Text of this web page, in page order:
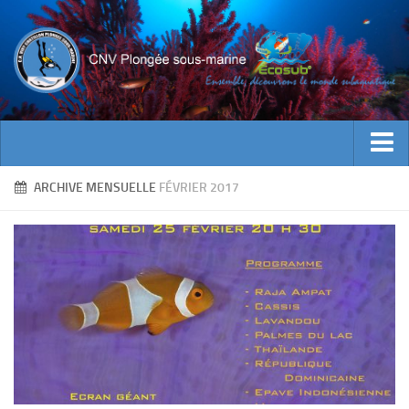
ACTUALITES
Bienvenue
Contacts
Documents utiles
Historique
ARCHIVE MENSUELLE FÉVRIER 2017